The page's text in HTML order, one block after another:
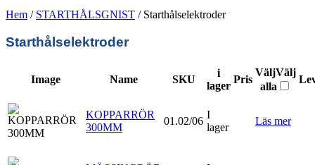
Hem / STARTHÅLSGNIST / Starthålselektroder
Starthålselektroder
Image Name SKU
i
lager
Pris
VäljVälj
alla
KOPPARRÖR
300MM
01.02/06
I
lager
Läs mer